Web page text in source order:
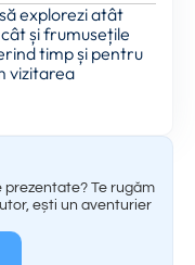
explorezi atât
și frumusețile
timp și pentru
vizitarea
prezentate? Te rugăm
ești un aventurier